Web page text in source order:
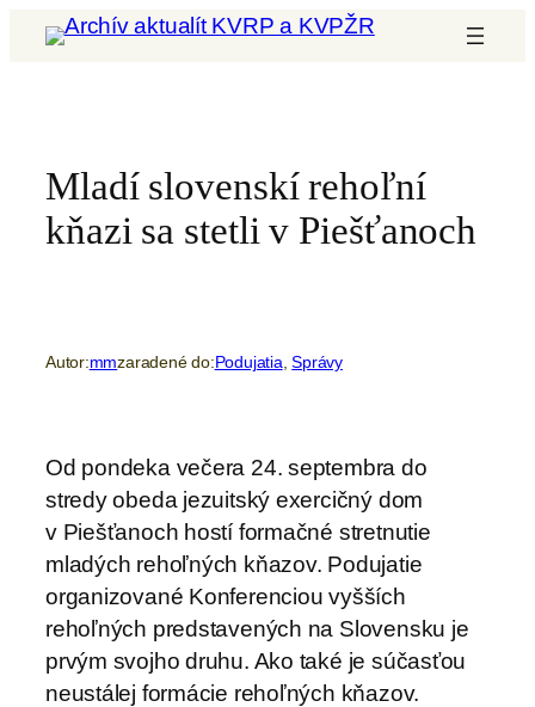
Prejsť
Mladí slovenskí rehoľní
kňazi sa stetli v Piešťanoch
Autor:mmzaradené do:Podujatia , Správy
Od pondeka večera 24. septembra do
stredy obeda jezuitský exercičný dom
v Piešťanoch hostí formačné stretnutie
mladých rehoľných kňazov. Podujatie
organizované Konferenciou vyšších
rehoľných predstavených na Slovensku je
prvým svojho druhu. Ako také je súčasťou
neustálej formácie rehoľných kňazov.